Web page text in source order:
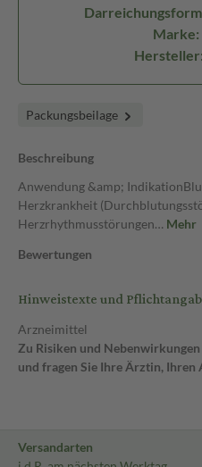
Marke:
Packungsbeilage
Beschreibung
Anwendung &amp;
Herzkrankheit
Herzrhythmusstörungen… Mehr
Bewertungen
Hinweistexte und
Arzneimittel
Zu Risiken und
und fragen Sie Ihre Ärztin,
Versandarten